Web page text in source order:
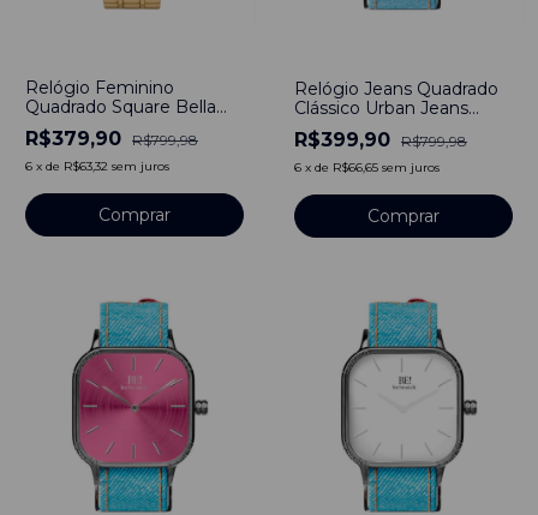
Relógio Feminino
Quadrado Square Bella
Full Gold Aço Inoxidável
banhado a titânio
R$379,90 R$799,98
6 x de R$63,32 sem juros
Comprar
Relógio Jeans Quadrado
Clássico Urban Jeans
Besteel - Paint
R$399,90 R$799,98
6 x de R$66,65 sem juros
Comprar